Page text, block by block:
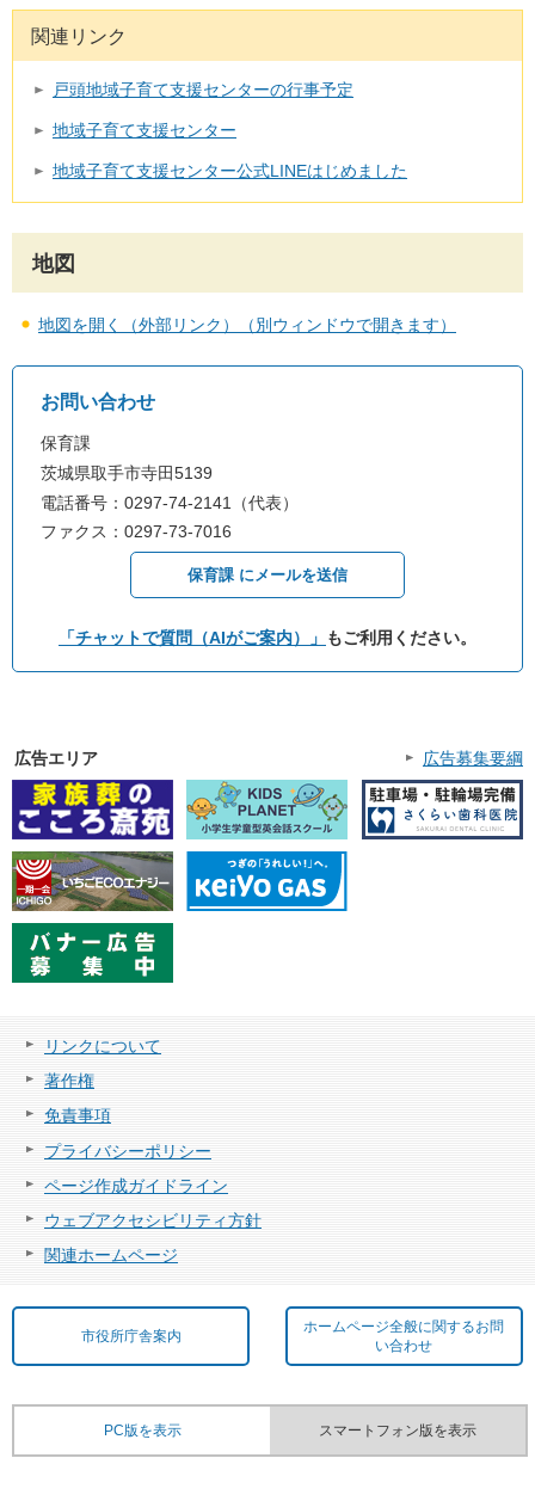
関連リンク
戸頭地域子育て支援センターの行事予定
地域子育て支援センター
地域子育て支援センター公式LINEはじめました
地図
地図を開く（外部リンク）（別ウィンドウで開きます）
お問い合わせ
保育課
茨城県取手市寺田5139
電話番号：0297-74-2141（代表）
ファクス：0297-73-7016
保育課 にメールを送信
「チャットで質問（AIがご案内）」 もご利用ください。
広告エリア 広告募集要綱
リンクについて
著作権
免責事項
プライバシーポリシー
ページ作成ガイドライン
ウェブアクセシビリティ方針
関連ホームページ
市役所庁舎案内
ホームページ全般に関するお問
い合わせ
PC版を表示 スマートフォン版を表示